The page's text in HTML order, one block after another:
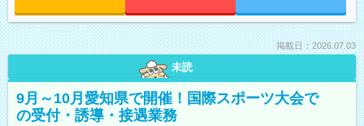
掲載日：2026.07.03
未読
9月～10月愛知県で開催！国際スポーツ大会で
の受付・誘導・接遇業務